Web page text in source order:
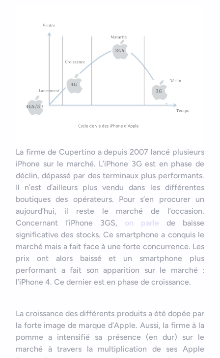
La firme de Cupertino a depuis 2007 lancé plusieurs
iPhone sur le marché. L’iPhone 3G est en phase de
déclin, dépassé par des terminaux plus performants.
Il n’est d’ailleurs plus vendu dans les différentes
boutiques des opérateurs. Pour s’en procurer un
aujourd’hui, il reste le marché de l’occasion.
Concernant l’iPhone 3GS, on parle de baisse
significative des stocks. Ce smartphone a conquis le
marché mais a fait face à une forte concurrence. Les
prix ont alors baissé et un smartphone plus
performant a fait son apparition sur le marché :
l’iPhone 4. Ce dernier est en phase de croissance.
La croissance des différents produits a été dopée par
la forte image de marque d’Apple. Aussi, la firme à la
pomme a intensifié sa présence (en dur) sur le
marché à travers la multiplication de ses Apple